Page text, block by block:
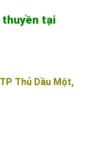
thuyền tại
Thủ Dầu Một,